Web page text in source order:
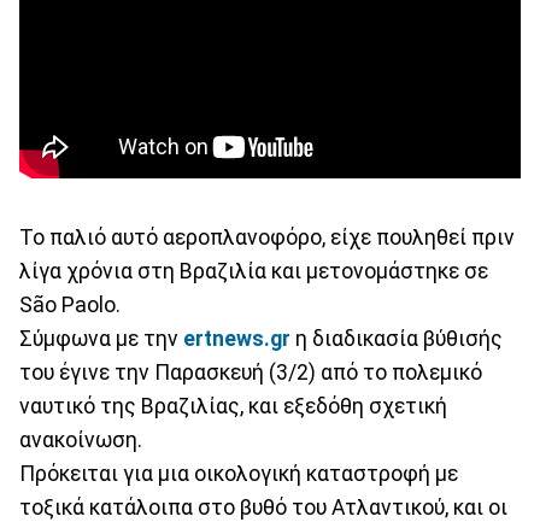
Το παλιό αυτό αεροπλανοφόρο, είχε πουληθεί πριν
λίγα χρόνια στη Βραζιλία και μετονομάστηκε σε
São Paolo.
Σύμφωνα με την ertnews.gr η διαδικασία βύθισής
του έγινε την Παρασκευή (3/2) από το πολεμικό
ναυτικό της Βραζιλίας, και εξεδόθη σχετική
ανακοίνωση.
Πρόκειται για μια οικολογική καταστροφή με
τοξικά κατάλοιπα στο βυθό του Ατλαντικού, και οι